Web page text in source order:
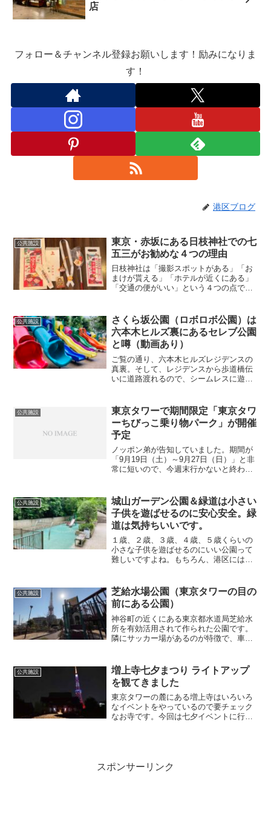
店
フォロー＆チャンネル登録お願いします！励みになりま
す！
港区ブログ
公共施設
東京・赤坂にある日枝神社での七
五三がお勧めな４つの理由
日枝神社は「撮影スポットがある」「お
まけが貰える」「ホテルが近くにある」
「交通の便がいい」という４つの点でお
ので、詳しく解説したいと思います。撮
影スポットがあるこれが個...
公共施設
さくら坂公園（ロボロボ公園）は
六本木ヒルズ裏にあるセレブ公園
と噂（動画あり）
ご覧の通り、六本木ヒルズレジデンスの
真裏。そして、レジデンスから歩道橋伝
いに道路渡れるので、シームレスに遊び
来るとかそんな使い方もできますよ。場
所柄かセレブな公園と呼ば...
公共施設
東京タワーで期間限定「東京タワ
ーちびっこ乗り物パーク」が開催
予定
ノッポン弟が告知していました。期間が
「9月19日（土）～9月27日（日）」と非
常に短いので、今週末行かないと終わっ
用しているのかな？
公共施設
城山ガーデン公園＆緑道は小さい
子供を遊ばせるのに安心安全。緑
道は気持ちいいです。
１歳、２歳、３歳、４歳、５歳くらいの
小さな子供を遊ばせるのにいい公園って
難しいですよね。もちろん、港区には公
複雑すぎたりして特に幼稚園に入る前く
らいの子供を遊ばせるには...
公共施設
芝給水場公園（東京タワーの目の
前にある公園）
神谷町の近くにある東京都水道局芝給水
所を有効活用されて作られた公園です。
隣にサッカー場があるのが特徴で、車道
できるのでおすすめです。清潔感があっ
て、空も広くて気持ちいい...
公共施設
増上寺七夕まつり ライトアップ
を観てきました
東京タワーの麓にある増上寺はいろいろ
なイベントをやっているので要チェック
なお寺です。今回は七夕イベントに行っ
スポンサーリンク